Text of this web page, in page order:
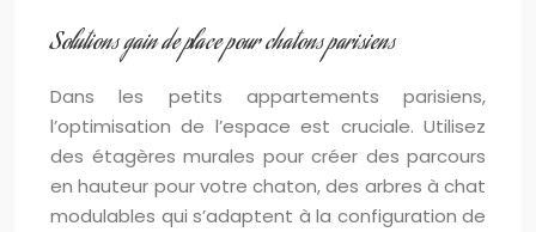
Solutions gain de place pour chatons parisiens
Dans les petits appartements parisiens,
l’optimisation de l’espace est cruciale. Utilisez
des étagères murales pour créer des parcours
en hauteur pour votre chaton, des arbres à chat
modulables qui s’adaptent à la configuration de